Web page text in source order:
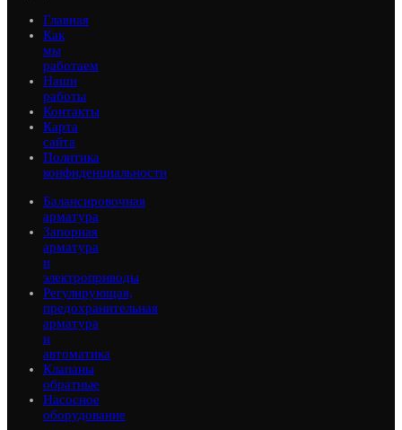
Главная
Как
мы
работаем
Наши
работы
Контакты
Карта
сайта
Политика
конфиденциальности
Балансировочная
арматура
Запорная
арматура
и
электроприводы
Регулирующая,
предохранительная
арматура
и
автоматика
Клапаны
обратные
Насосное
оборудование